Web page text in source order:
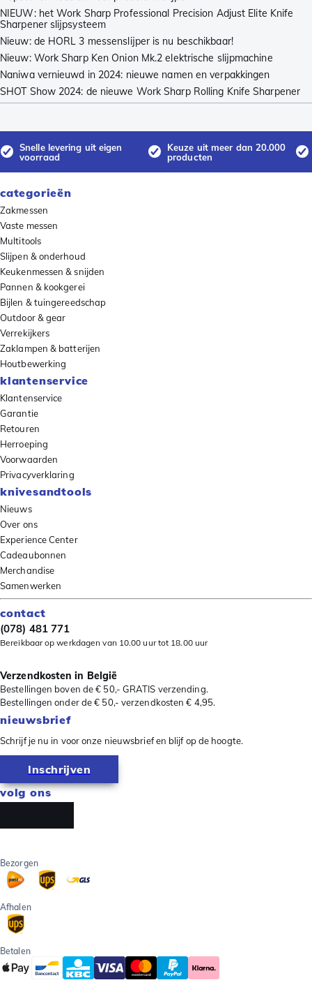
NIEUW: het Work Sharp Professional Precision Adjust Elite Knife
Sharpener slijpsysteem
Nieuw: de HORL 3 messenslijper is nu beschikbaar!
Nieuw: Work Sharp Ken Onion Mk.2 elektrische slijpmachine
Naniwa vernieuwd in 2024: nieuwe namen en verpakkingen
SHOT Show 2024: de nieuwe Work Sharp Rolling Knife Sharpener
Snelle levering uit eigen
voorraad
Keuze uit meer dan 20.000
producten
categorieën
Zakmessen
Vaste messen
Multitools
Slijpen & onderhoud
Keukenmessen & snijden
Pannen & kookgerei
Bijlen & tuingereedschap
Outdoor & gear
Verrekijkers
Zaklampen & batterijen
Houtbewerking
klantenservice
Klantenservice
Garantie
Retouren
Herroeping
Voorwaarden
Privacyverklaring
knivesandtools
Nieuws
Over ons
Experience Center
Cadeaubonnen
Merchandise
Samenwerken
contact
(078) 481 771
Bereikbaar op werkdagen van 10.00 uur tot 18.00 uur
Verzendkosten in België
Bestellingen boven de € 50,- GRATIS verzending.
Bestellingen onder de € 50,- verzendkosten € 4,95.
nieuwsbrief
Schrijf je nu in voor onze nieuwsbrief en blijf op de hoogte.
Inschrijven
volg ons
Bezorgen
Afhalen
Betalen